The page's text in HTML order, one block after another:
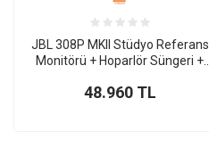
JBL 308P MKII Stüdyo Referans
Monitörü + Hoparlör Süngeri +
48.960TL